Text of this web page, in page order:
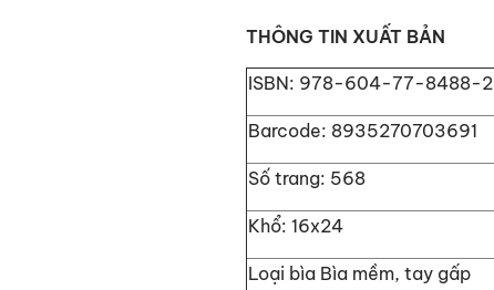
THÔNG TIN XUẤT BẢN
ISBN: 978-604-77-8488-2
Barcode: 8935270703691
Số trang: 568
Khổ: 16x24
Loại bìa Bìa mềm, tay gấp